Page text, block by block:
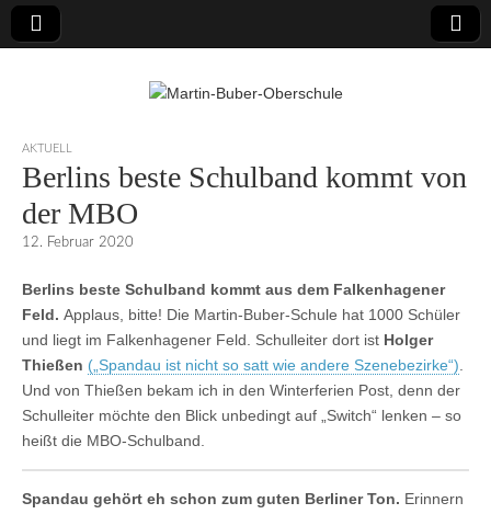
Martin-Buber-
Oberschule
AKTUELL
Berlins beste Schulband kommt von
der MBO
12. Februar 2020
Berlins beste Schulband kommt aus dem Falkenhagener
Feld. Applaus, bitte! Die Martin-Buber-Schule hat 1000 Schüler
und liegt im Falkenhagener Feld. Schulleiter dort ist Holger
Thießen („Spandau ist nicht so satt wie andere Szenebezirke“)
Und von Thießen bekam ich in den Winterferien Post, denn der
Schulleiter möchte den Blick unbedingt auf „Switch“ lenken – so
heißt die MBO-Schulband.
Spandau gehört eh schon zum guten Berliner Ton. Erinnern